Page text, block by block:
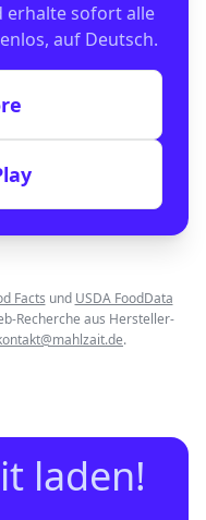
erhalte sofort alle
auf Deutsch.
Facts und USDA FoodData
Recherche aus Hersteller-
.
laden!